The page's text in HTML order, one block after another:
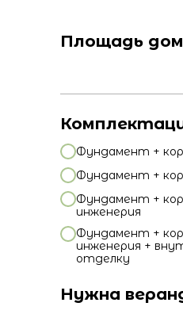
Площадь
Фундамент +
Фундамент +
Фундамент +
инженерия
Фундамент +
инженерия +
отделку
Нужна